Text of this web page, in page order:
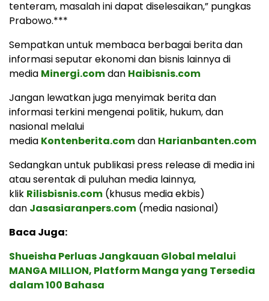
tenteram, masalah ini dapat diselesaikan,” pungkas
Prabowo.***
Sempatkan untuk membaca berbagai berita dan
informasi seputar ekonomi dan bisnis lainnya di
media Minergi.comdan Haibisnis.com
Jangan lewatkan juga menyimak berita dan
informasi terkini mengenai politik, hukum, dan
nasional melalui
media Kontenberita.comdan Harianbanten.com
Sedangkan untuk publikasi press release di media ini
atau serentak di puluhan media lainnya,
klik Rilisbisnis.com (khusus media ekbis)
dan Jasasiaranpers.com (media nasional)
Baca Juga:
Shueisha Perluas Jangkauan Global melalui
MANGA MILLION, Platform Manga yang Tersedia
dalam 100 Bahasa